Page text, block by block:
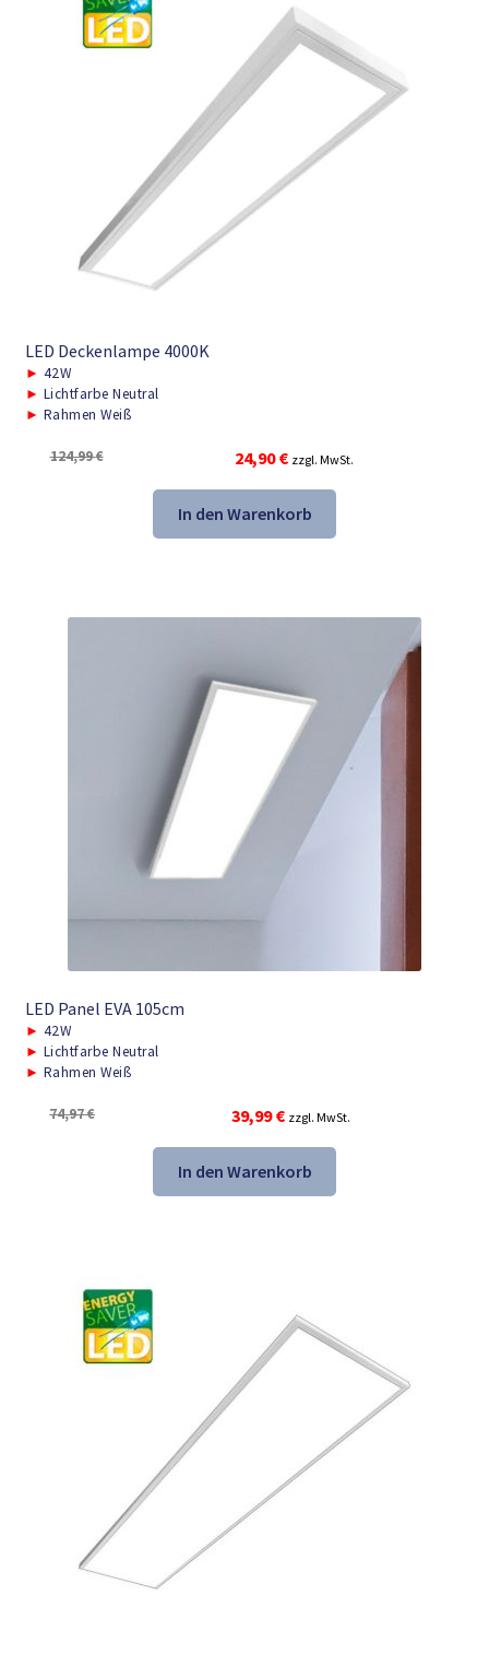
LED Deckenlampe 4000K
► 42W
► Lichtfarbe Neutral
► Rahmen Weiß
124,99€
Ursprünglicher
Preis
war:
124,99 €
24,90€Aktueller
Preis
ist:
24,90 €.
zzgl. MwSt.
In den Warenkorb
LED Panel EVA 105cm
► 42W
► Lichtfarbe Neutral
► Rahmen Weiß
74,97€
Ursprünglicher
Preis
war:
74,97 €
39,99€Aktueller
Preis
ist:
39,99 €.
zzgl. MwSt.
In den Warenkorb